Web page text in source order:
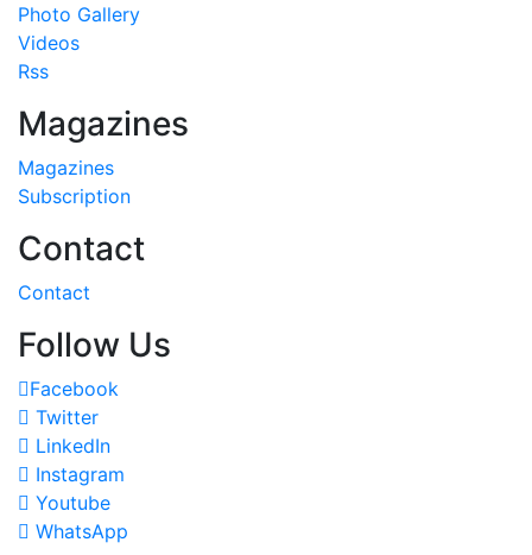
Photo Gallery
Videos
Rss
Magazines
Magazines
Subscription
Contact
Contact
Follow Us
Facebook
Twitter
LinkedIn
Instagram
Youtube
WhatsApp